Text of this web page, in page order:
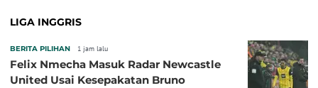
LIGA INGGRIS
BERITA PILIHAN 1 jam lalu
Felix Nmecha Masuk Radar Newcastle
United Usai Kesepakatan Bruno